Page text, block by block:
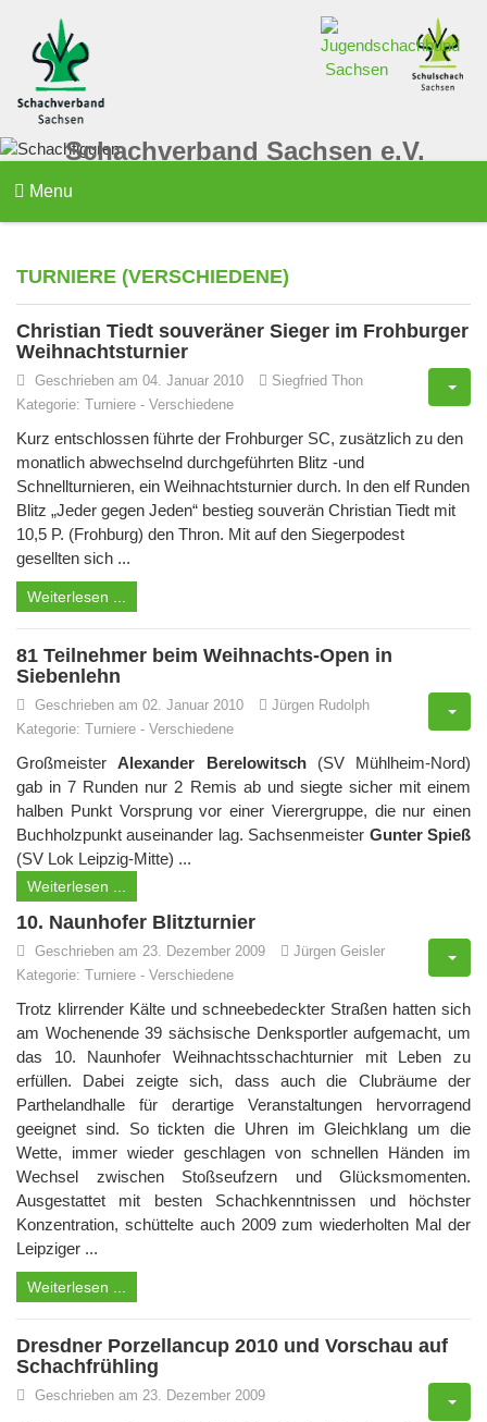
Schachverband Sachsen e.V.
Menu
TURNIERE (VERSCHIEDENE)
Christian Tiedt souveräner Sieger im Frohburger
Weihnachtsturnier
Geschrieben am 04. Januar 2010
Siegfried Thon
Kategorie: Turniere - Verschiedene
Kurz entschlossen führte der Frohburger SC, zusätzlich zu den
monatlich abwechselnd durchgeführten Blitz -und
Schnellturnieren, ein Weihnachtsturnier durch. In den elf Runden
Blitz „Jeder gegen Jeden“ bestieg souverän Christian Tiedt mit
10,5 P. (Frohburg) den Thron. Mit auf den Siegerpodest
gesellten sich ...
Weiterlesen ...
81 Teilnehmer beim Weihnachts-Open in
Siebenlehn
Geschrieben am 02. Januar 2010
Jürgen Rudolph
Kategorie: Turniere - Verschiedene
GroßmeisterAlexander Berelowitsch(SV Mühlheim-Nord)
gab in 7 Runden nur 2 Remis ab und siegte sicher mit einem
halben Punkt Vorsprung vor einer Vierergruppe, die nur einen
Buchholzpunkt auseinander lag. Sachsenmeister Gunter Spieß
(SV Lok Leipzig-Mitte) ...
Weiterlesen ...
10. Naunhofer Blitzturnier
Geschrieben am 23. Dezember 2009
Jürgen Geisler
Kategorie: Turniere - Verschiedene
Trotz klirrender Kälte und schneebedeckter Straßen hatten sich
am Wochenende 39 sächsische Denksportler aufgemacht, um
das 10. Naunhofer Weihnachtsschachturnier mit Leben zu
erfüllen. Dabei zeigte sich, dass auch die Clubräume der
Parthelandhalle für derartige Veranstaltungen hervorragend
geeignet sind. So tickten die Uhren im Gleichklang um die
Wette, immer wieder geschlagen von schnellen Händen im
Wechsel zwischen Stoßseufzern und Glücksmomenten.
Ausgestattet mit besten Schachkenntnissen und höchster
Konzentration, schüttelte auch 2009 zum wiederholten Mal der
Leipziger ...
Weiterlesen ...
Dresdner Porzellancup 2010 und Vorschau auf
Schachfrühling
Geschrieben am 23. Dezember 2009